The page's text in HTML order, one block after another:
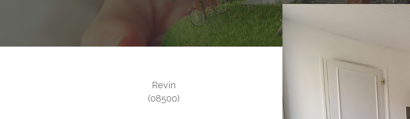
Revin
(08500)